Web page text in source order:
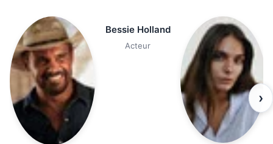
Bessie Holland
Acteur
›